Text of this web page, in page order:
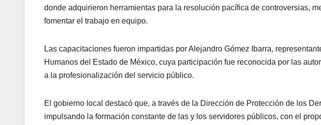
donde adquirieron herramientas para la resolución pacífica de controversias,
fomentar el trabajo en equipo.
Las capacitaciones fueron impartidas por Alejandro Gómez Ibarra,
Humanos del Estado de México, cuya participación fue reconocida por las
a la profesionalización del servicio público.
El gobierno local destacó que, a través de la Dirección de Protección de los
impulsando la formación constante de las y los servidores públicos, con el